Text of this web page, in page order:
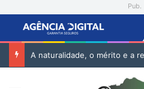
Pub.